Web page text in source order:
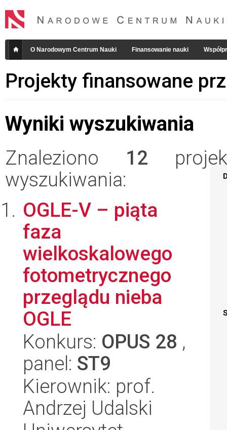
O Narodowym Centrum Nauki Finansowanie nauki
Projekty finansowane
Wyniki wyszukiwania
Znaleziono 12
wyszukiwania:
OGLE-V – piąta
faza
wielkoskalowego
fotometrycznego
przeglądu nieba
OGLE
Konkurs: OPUS 28 ,
panel: ST9
Kierownik: prof.
Andrzej Udalski